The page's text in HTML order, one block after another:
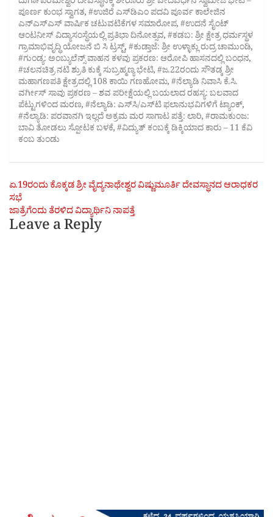
ಪೂರ್ಣ ಕುಂಭ ಸ್ವಾಗತ,#ಉಜಿರೆ ಎಸ್‌ಡಿಎಂ ಪದವಿ ಪೂರ್ವ ಕಾಲೇಜಿನ
ಎನ್‌ಎಸ್‌ಎಸ್ ವಾರ್ಷಿಕ ಚಟುವಟಿಕೆಗಳ ಸಮಾರೋಪ,#ಉದನೆ ಸೈಂಟ್
ಆಂಟನೀಸ್‌ ವಿದ್ಯಾಸಂಸ್ಥೆಯಲ್ಲಿ ಪ್ರತಿಭಾ ದಿನೋತ್ಸವ,#ಕಡಬ: ಶ್ರೀ ಕ್ಷೇತ್ರ ಧರ್ಮಸ್ಥಳ
ಗ್ರಾಮಾಭಿವೃದ್ಧಿ ಯೋಜನೆ ಬಿ ಸಿ ಟ್ರಸ್ಟ್‌,#ಕುಡ್ತಾಜೆ: ಶ್ರೀ ಉಳ್ಳಾಕ್ಲು ರುದ್ರ ಚಾಮುಂಡಿ,
#ಗುಂಡ್ಯ: ಅಂಬ್ಯುಲೆನ್ಸ್ ವಾಹನ ಕಳವು ಪ್ರಕರಣ: ಆರೋಪಿ ಹಾಸನದಲ್ಲಿ ಬಂಧನ,
#ಚಲನಚಿತ್ರ ನಟಿ ಶ್ರುತಿ ಕುಕ್ಕೆ ಸುಬ್ರಹ್ಮಣ್ಯ ಭೇಟಿ,#ಜ.22ರಂದು ಸೌತಡ್ಕ ಶ್ರೀ
ಮಹಾಗಣಪತಿ ಕ್ಷೇತ್ರದಲ್ಲಿ 108 ಕಾಯಿ ಗಣಹೋಮ,#ನೆಲ್ಯಾಡಿ ನಿವಾಸಿ ಕೆ.ಸಿ.
ವರ್ಗೀಸ್ ಸಾವು ಪ್ರಕರಣ – ಶವ ಪರೀಕ್ಷೆಯಲ್ಲಿ ಬಯಲಾದ ರಹಸ್ಯ: ಬಲವಾದ
ಪೆಟ್ಟುಗಳಿಂದ ಮರಣ,#ನೆಲ್ಯಾಡಿ: ಎಸ್‌ಸಿ/ಎಸ್‌ಟಿ ಫಲಾನುಭವಿಗಳಿಗೆ ಟ್ಯಾಂಕ್,
#ನೆಲ್ಯಾಡಿ: ಪರವಾನಗಿ ಇಲ್ಲದೆ ಅಕ್ರಮ ಮರ ಸಾಗಾಟ ಪತ್ತೆ: ಲಾರಿ,#ರಾಮಕುಂಜ:
ಬಾವಿ ತೋಡಲು ಸ್ಪೋಟಕ ಬಳಕೆ,#ವಿದ್ಯುತ್ ಕಂಬಕ್ಕೆ ಡಿಕ್ಕಿಯಾದ ಕಾರು – 11 ಕೆವಿ
ಕಂಬ ತುಂಡು
Post
navigation
ಏ.19ರಂದು ಕೊಕ್ಕಡ ಶ್ರೀ ವೈದ್ಯನಾಥೇಶ್ವರ ವಿಷ್ಣುಮೂರ್ತಿ ದೇವಸ್ಥಾನದ ಆರಾಧಕರ
ಸಭೆ
ಜಾತ್ರೆಗೆಂದು ತೆರಳಿದ ವಿದ್ಯಾರ್ಥಿನಿ ನಾಪತ್ತೆ
Leave a Reply